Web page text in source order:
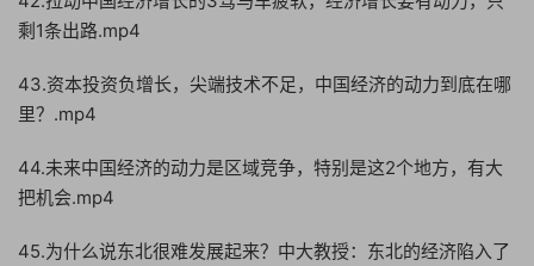
剩1条出路.mp4
43.资本投资负增长，尖端技术不足，中国经济的动力到底在哪
里？.mp4
44.未来中国经济的动力是区域竞争，特别是这2个地方，有大
把机会.mp4
45.为什么说东北很难发展起来？中大教授：东北的经济陷入了